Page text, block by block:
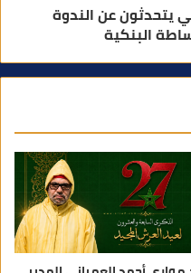
يتحدثون عن الندوة
البنكية